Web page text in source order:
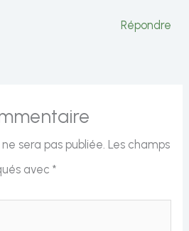
Répondre
sera pas publiée. Les champs
avec*